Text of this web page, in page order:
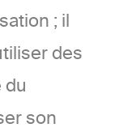
; il
des
du
son